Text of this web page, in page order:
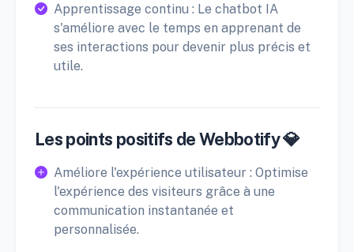
Apprentissage continu : Le chatbot IA
s'améliore avec le temps en apprenant de
ses interactions pour devenir plus précis et
utile.
Les points positifs de Webbotify 💎
Améliore l'expérience utilisateur : Optimise
l'expérience des visiteurs grâce à une
communication instantanée et
personnalisée.